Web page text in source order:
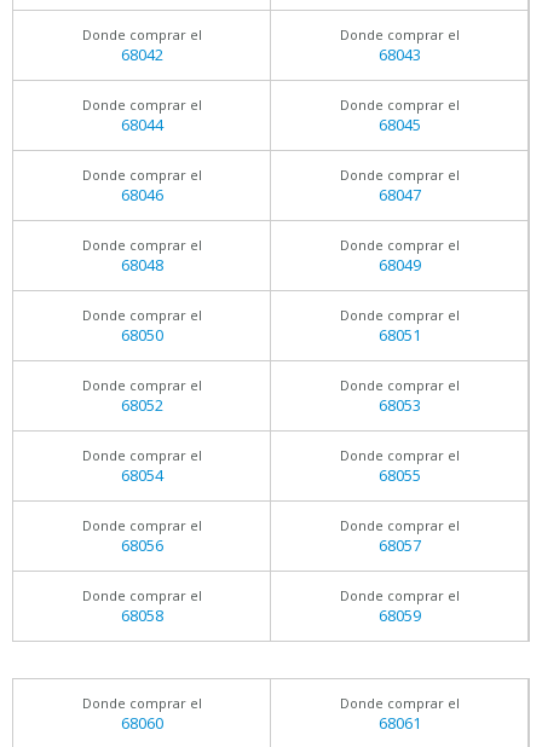
Donde comprar el
68042
Donde comprar el
68043
Donde comprar el
68044
Donde comprar el
68045
Donde comprar el
68046
Donde comprar el
68047
Donde comprar el
68048
Donde comprar el
68049
Donde comprar el
68050
Donde comprar el
68051
Donde comprar el
68052
Donde comprar el
68053
Donde comprar el
68054
Donde comprar el
68055
Donde comprar el
68056
Donde comprar el
68057
Donde comprar el
68058
Donde comprar el
68059
Donde comprar el
68060
Donde comprar el
68061